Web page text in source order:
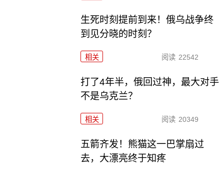
生死时刻提前到来！俄乌战争终
到见分晓的时刻？
相关 阅读 22542
打了4年半，俄回过神，最大对手
不是乌克兰？
相关 阅读 20349
五箭齐发！熊猫这一巴掌扇过
去，大漂亮终于知疼